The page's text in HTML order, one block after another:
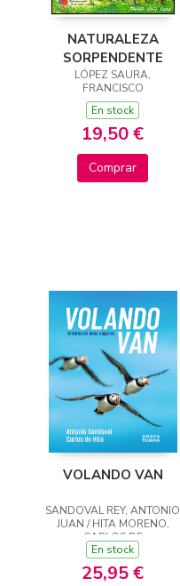
NATURALEZA
SORPENDENTE
LÓPEZ SAURA,
FRANCISCO
En stock
19,50 €
Comprar
VOLANDO VAN
SANDOVAL REY, ANTONIO
JUAN / HITA MORENO,
CARLOS DE
En stock
25,95 €